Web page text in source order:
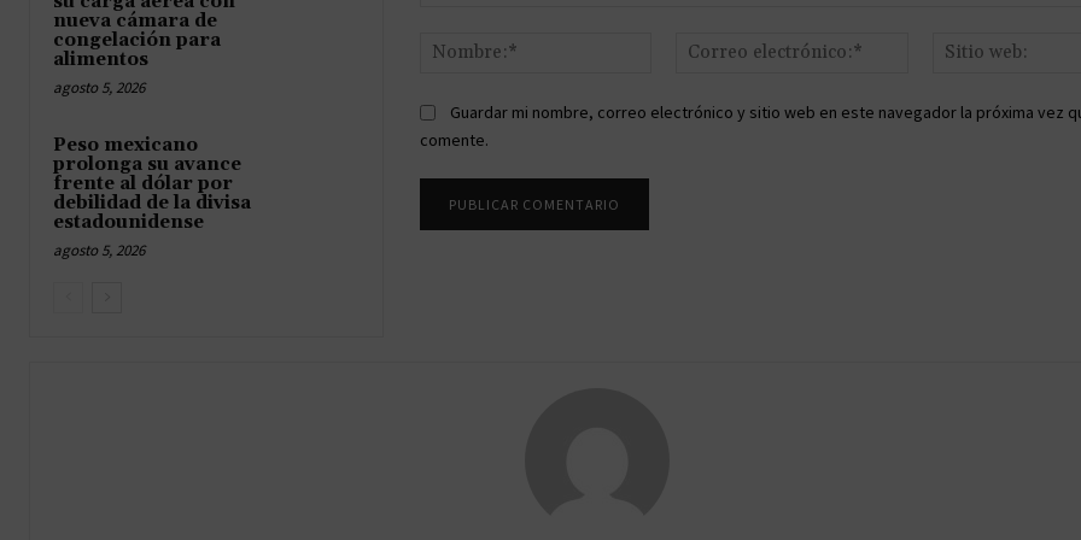
nueva cámara de
congelación para
alimentos
agosto 5, 2026
Peso mexicano
prolonga su avance
frente al dólar por
debilidad de la divisa
estadounidense
agosto 5, 2026
Nombre:*
Correo
Guardar mi nombre, correo electrónico y sitio web en este navegador la próxima vez
comente.